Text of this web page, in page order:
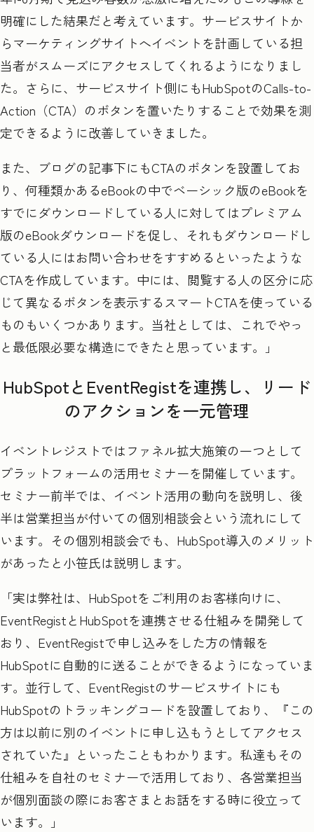
明確にした結果だと考えています。サービスサイトか
らマーケティングサイトへイベントを計画している担
当者がスムーズにアクセスしてくれるようになりまし
た。さらに、サービスサイト側にもHubSpotのCalls-to-
Action （CTA）のボタンを置いたりすることで効果を測
定できるように改善していきました。
また、ブログの記事下にもCTAのボタンを設置してお
り、何種類かあるeBookの中でベーシック版のeBookを
すでにダウンロードしている人に対してはプレミアム
版のeBookダウンロードを促し、それもダウンロードし
ている人にはお問い合わせをすすめるといったような
CTAを作成しています。中には、閲覧する人の区分に応
じて異なるボタンを表示するスマートCTAを使っている
ものもいくつかあります。当社としては、これでやっ
と最低限必要な構造にできたと思っています。」
HubSpotとEventRegistを連携し、リード
のアクションを一元管理
イベントレジストではファネル拡大施策の一つとして
プラットフォームの活用セミナーを開催しています。
セミナー前半では、イベント活用の動向を説明し、後
半は営業担当が付いての個別相談会という流れにして
います。その個別相談会でも、HubSpot導入のメリット
があったと小笹氏は説明します。
「実は弊社は、HubSpotをご利用のお客様向けに、
EventRegistとHubSpotを連携させる仕組みを開発して
おり、 EventRegistで申し込みをした方の情報を
HubSpotに自動的に送ることができるようになっていま
す。並行して、 EventRegistのサービスサイトにも
HubSpotのトラッキングコードを設置しており、『この
方は以前に別のイベントに申し込もうとしてアクセス
されていた』といったこともわかります。私達もその
仕組みを自社のセミナーで活用しており、各営業担当
が個別面談の際にお客さまとお話をする時に役立って
います。」